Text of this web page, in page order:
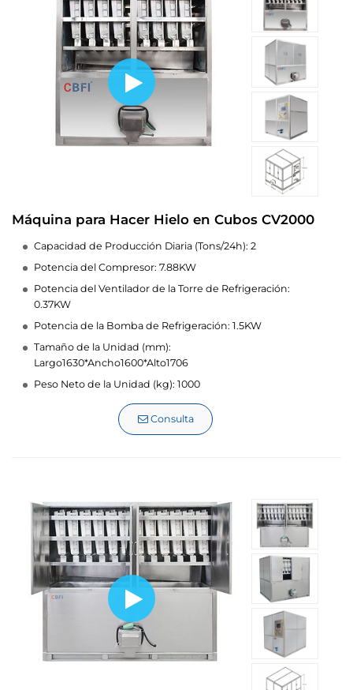
Máquina para Hacer Hielo en Cubos CV2000
Capacidad de Producción Diaria (Tons/24h): 2
Potencia del Compresor: 7.88KW
Potencia del Ventilador de la Torre de Refrigeración:
0.37KW
Potencia de la Bomba de Refrigeración: 1.5KW
Tamaño de la Unidad (mm):
Largo1630*Ancho1600*Alto1706
Peso Neto de la Unidad (kg): 1000
Consulta